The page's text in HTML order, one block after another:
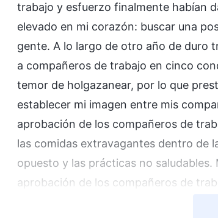
trabajo y esfuerzo finalmente habían
elevado en mi corazón: buscar una
gente. A lo largo de otro año de duro
a compañeros de trabajo en cinco
temor de holgazanear, por lo que
establecer mi imagen entre mis
aprobación de los compañeros de
las comidas extravagantes dentro de
opuesto y las prácticas no
aprobación de los compañeros de